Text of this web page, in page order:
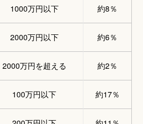
1000万円以下 約8％
2000万円以下 約6％
2000万円を超える 約2％
100万円以下 約17％